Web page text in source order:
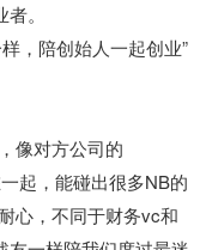
。
像对方公司的
起，能碰出很多NB的
心，不同于财务vc和